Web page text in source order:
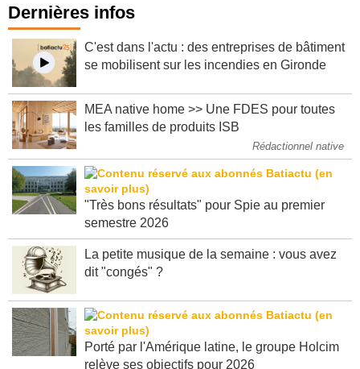
Dernières infos
C'est dans l'actu : des entreprises de bâtiment
MEA native home >> Une FDES pour toutes
Rédactionnel native
"Très bons résultats" pour Spie au premier
La petite musique de la semaine : vous avez
Porté par l'Amérique latine, le groupe Holcim